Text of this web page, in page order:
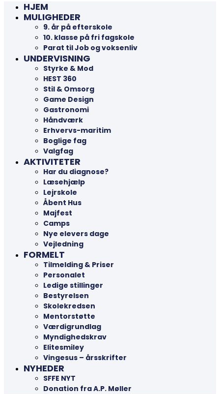
HJEM
MULIGHEDER
9. år på efterskole
10. klasse på fri fagskole
Parat til Job og voksenliv
UNDERVISNING
Styrke & Mod
HEST 360
Stil & Omsorg
Game Design
Gastronomi
Håndværk
Erhvervs-maritim
Boglige fag
Valgfag
AKTIVITETER
Har du diagnose?
Læsehjælp
Lejrskole
Åbent Hus
Majfest
Camps
Nye elevers dage
Vejledning
FORMELT
Tilmelding & Priser
Personalet
Ledige stillinger
Bestyrelsen
Skolekredsen
Mentorstøtte
Værdigrundlag
Myndighedskrav
Elitesmiley
Vingesus – årsskrifter
NYHEDER
SFFE NYT
Donation fra A.P. Møller